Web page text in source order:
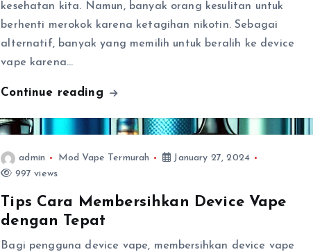
kesehatan kita. Namun, banyak orang kesulitan untuk
berhenti merokok karena ketagihan nikotin. Sebagai
alternatif, banyak yang memilih untuk beralih ke device
vape karena…
Continue reading
admin Mod Vape Termurah
January 27, 2024
997 views
Tips Cara Membersihkan Device Vape
dengan Tepat
Bagi pengguna device vape, membersihkan device vape